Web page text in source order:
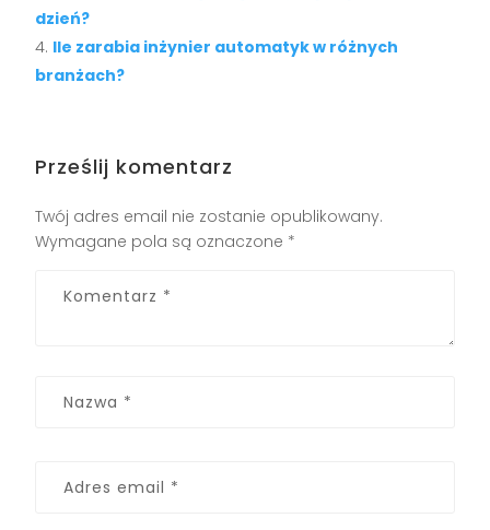
dzień?
Ile zarabia inżynier automatyk w różnych
branżach?
Prześlij komentarz
Twój adres email nie zostanie opublikowany.
Wymagane pola są oznaczone *